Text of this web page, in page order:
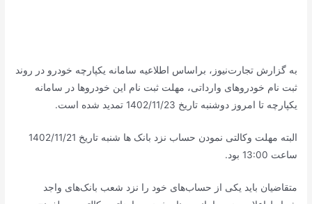
به گزارش تجارت‌نیوز، براساس اطلاعیه سامانه یکپارچه خودرو در روند
ثبت نام خودروهای وارداتی، مهلت ثبت نام این خودروها در سامانه
یکپارچه تا امروز دوشنبه تاریخ 1402/11/23 تمدید شده است.
البته مهلت وکالتی نمودن حساب نزد بانک ها شنبه تاریخ 1402/11/21
ساعت 13:00 بود.
متقاضیان باید یکی از حساب‌های خود را نزد شعب بانک‌های واجد